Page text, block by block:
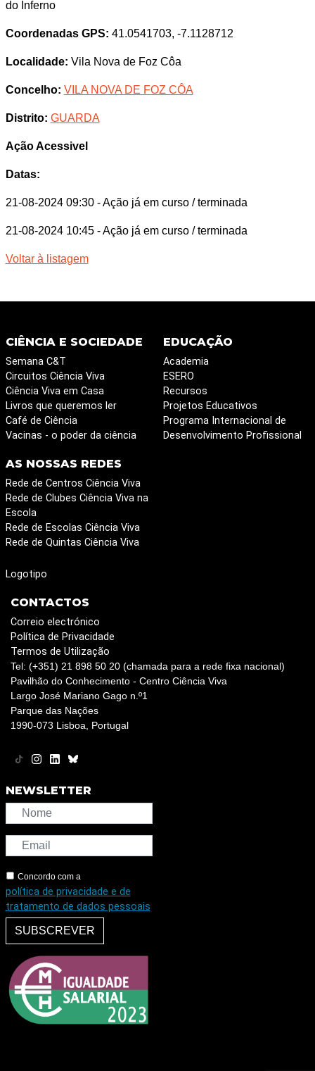
do Inferno
Coordenadas GPS: 41.0541703, -7.1128712
Localidade: Vila Nova de Foz Côa
Concelho: VILA NOVA DE FOZ CÔA
Distrito: GUARDA
Ação Acessivel
Datas:
21-08-2024 09:30 - Ação já em curso / terminada
21-08-2024 10:45 - Ação já em curso / terminada
Voltar à listagem
CIÊNCIA E SOCIEDADE
Semana C&T
Circuitos Ciência Viva
Ciência Viva em Casa
Livros que queremos ler
Café de Ciência
Vacinas - o poder da ciência
EDUCAÇÃO
Academia
ESERO
Recursos
Projetos Educativos
Programa Internacional de
Desenvolvimento Profissional
AS NOSSAS REDES
Rede de Centros Ciência Viva
Rede de Clubes Ciência Viva na
Escola
Rede de Escolas Ciência Viva
Rede de Quintas Ciência Viva
Logotipo
CONTACTOS
Correio electrónico
Política de Privacidade
Termos de Utilização
Tel: (+351) 21 898 50 20 (chamada para a rede fixa nacional)
Pavilhão do Conhecimento - Centro Ciência Viva
Largo José Mariano Gago n.º1
Parque das Nações
1990-073 Lisboa, Portugal
NEWSLETTER
Concordo com a
política de privacidade e de
tratamento de dados pessoais
SUBSCREVER